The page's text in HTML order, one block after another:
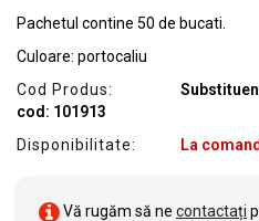
Pachetul contine 50 de bucati.
Culoare: portocaliu
Cod Produs:
cod: 101913
Disponibilitate:
La
Vă rugăm să ne contactați